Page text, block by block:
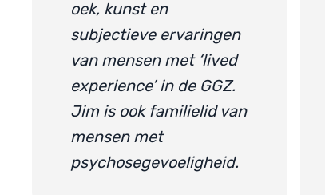
oek, kunst en
subjectieve ervaringen
van mensen met ‘lived
experience’ in de GGZ.
Jim is ook familielid van
mensen met
psychosegevoeligheid.